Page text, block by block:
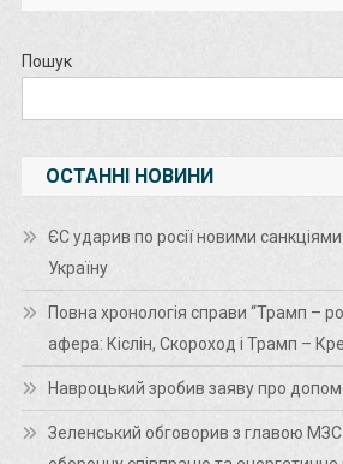
Пошук
ОСТАННІ НОВИНИ
ЄС ударив по росії новими
Україну
Повна хронологія справи “Трамп –
афера: Кіслін, Скороход і Трамп –
Навроцький зробив заяву про
Зеленський обговорив з главою